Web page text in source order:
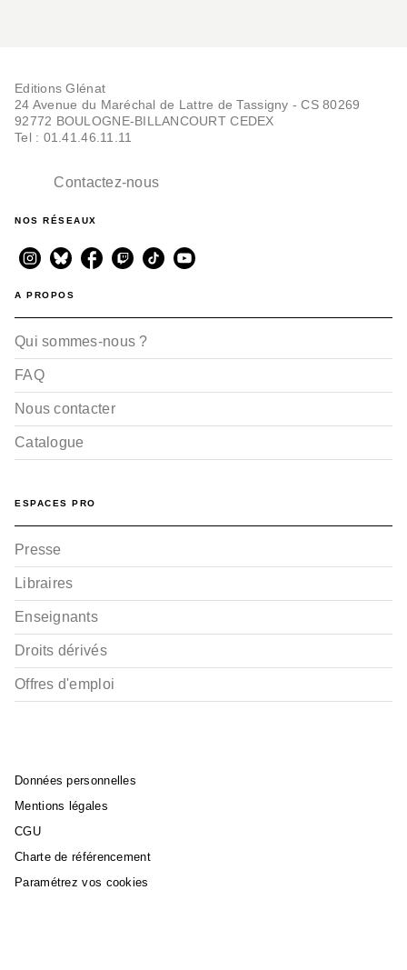
Editions Glénat
24 Avenue du Maréchal de Lattre de Tassigny - CS 80269
92772 BOULOGNE-BILLANCOURT CEDEX
Tel : 01.41.46.11.11
Contactez-nous
NOS RÉSEAUX
A PROPOS
Qui sommes-nous ?
FAQ
Nous contacter
Catalogue
ESPACES PRO
Presse
Libraires
Enseignants
Droits dérivés
Offres d'emploi
Données personnelles
Mentions légales
CGU
Charte de référencement
Paramétrez vos cookies